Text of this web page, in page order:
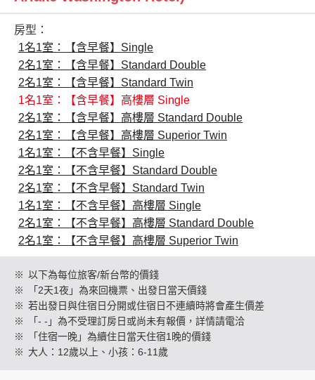
創造旅遊
房型：
1名1室：【含早餐】Single
2名1室：【含早餐】Standard Double
2名1室：【含早餐】Standard Twin
1名1室：【含早餐】高樓層 Single
2名1室：【含早餐】高樓層 Standard Double
2名1室：【含早餐】高樓層 Superior Twin
1名1室：【不含早餐】Single
2名1室：【不含早餐】Standard Double
2名1室：【不含早餐】Standard Twin
1名1室：【不含早餐】高樓層 Single
2名1室：【不含早餐】高樓層 Standard Double
2名1室：【不含早餐】高樓層 Superior Twin
※ 以下為每位旅客/新台幣的價錢
※
「2天1夜」為來回機票、出發日當天價錢
※ 若出發日與住宿日分開或住宿日不連續時將會產生價差
※
「- -」為不受理訂房日或尚未有報價，詳情請電洽
※
「住宿一晚」為續住日當天住宿1晚的價錢
※ 大人：12歲以上、小孩：6-11歲